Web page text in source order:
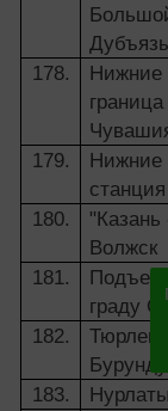
178.
Нижние
179.
Нижние
180.
Волжск
181.
Подъезд
граду
182.
183.